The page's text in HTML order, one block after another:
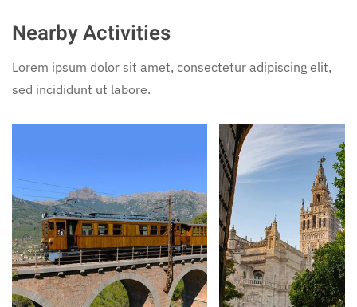
Nearby Activities
Lorem ipsum dolor sit amet, consectetur adipiscing elit,
sed incididunt ut labore.